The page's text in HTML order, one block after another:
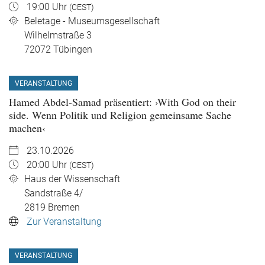
19:00 Uhr (CEST)
Beletage - Museumsgesellschaft
Wilhelmstraße 3
72072 Tübingen
VERANSTALTUNG
Hamed Abdel-Samad präsentiert: ›With God on their
side. Wenn Politik und Religion gemeinsame Sache
machen‹
23.10.2026
20:00 Uhr (CEST)
Haus der Wissenschaft
Sandstraße 4/
2819 Bremen
Zur Veranstaltung
VERANSTALTUNG